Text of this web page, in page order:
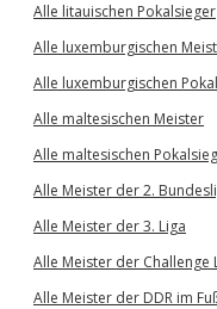
Alle litauischen Pokalsieger
Alle luxemburgischen
Alle luxemburgischen
Alle maltesischen Meister
Alle maltesischen
Alle Meister der 2.
Alle Meister der 3. Liga
Alle Meister der Challenge
Alle Meister der DDR im